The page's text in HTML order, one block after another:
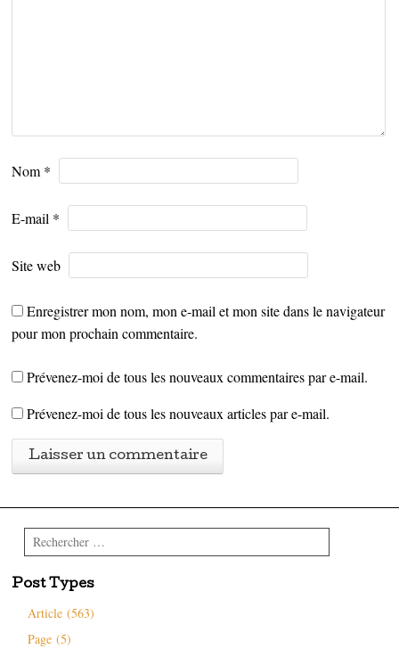
Nom *
E-mail *
Site web
Enregistrer mon nom, mon e-mail et mon site dans le navigateur
pour mon prochain commentaire.
Prévenez-moi de tous les nouveaux commentaires par e-mail.
Prévenez-moi de tous les nouveaux articles par e-mail.
Rechercher
Post Types
Article (563)
Page (5)